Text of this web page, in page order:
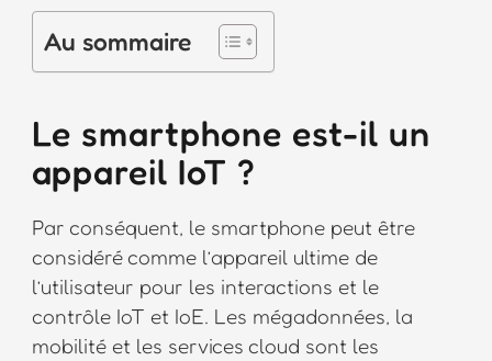
Au sommaire
Le smartphone est-il un
appareil IoT ?
Par conséquent, le smartphone peut être
considéré comme l’appareil ultime de
l’utilisateur pour les interactions et le
contrôle IoT et IoE. Les mégadonnées, la
mobilité et les services cloud sont les